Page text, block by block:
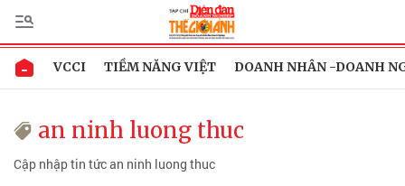
VCCI TIỀM NĂNG VIỆT DOANH NHÂN -DOANH
an ninh luong thuc
Cập nhập tin tức an ninh luong thuc